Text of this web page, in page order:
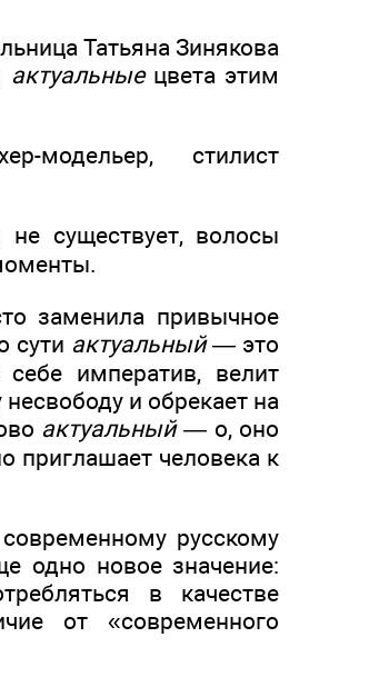
Татьяна Зинякова
актуальныецвета этим
модельер, стилист
существует, волосы
заменила привычное
сути актуальный — это
императив, велит
и обрекает на
актуальный — о, оно
приглашает человека к
русскому
одно новое значение:
в качестве
от «современного